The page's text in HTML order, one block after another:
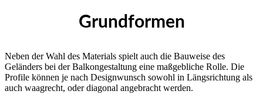
Grundformen
Neben der Wahl des Materials spielt auch die Bauweise des
Geländers bei der Balkongestaltung eine maßgebliche Rolle. Die
Profile können je nach Designwunsch sowohl in Längsrichtung als
auch waagrecht, oder diagonal angebracht werden.